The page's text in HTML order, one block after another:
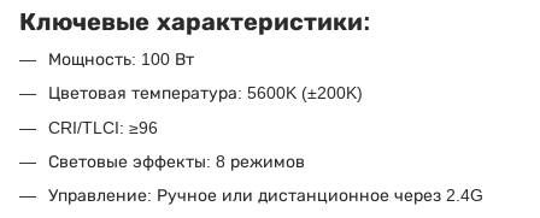
Ключевые характеристики:
Мощность: 100 Вт
Цветовая температура: 5600K (±200K)
CRI/TLCI: ≥96
Световые эффекты: 8 режимов
Управление: Ручное или дистанционное через 2.4G